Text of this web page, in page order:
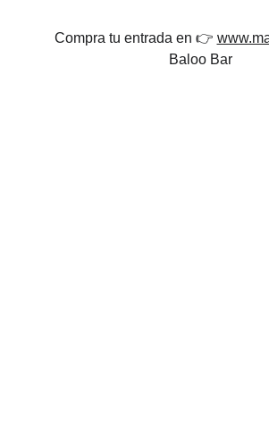
Compra tu entrada en 👉
Baloo Bar